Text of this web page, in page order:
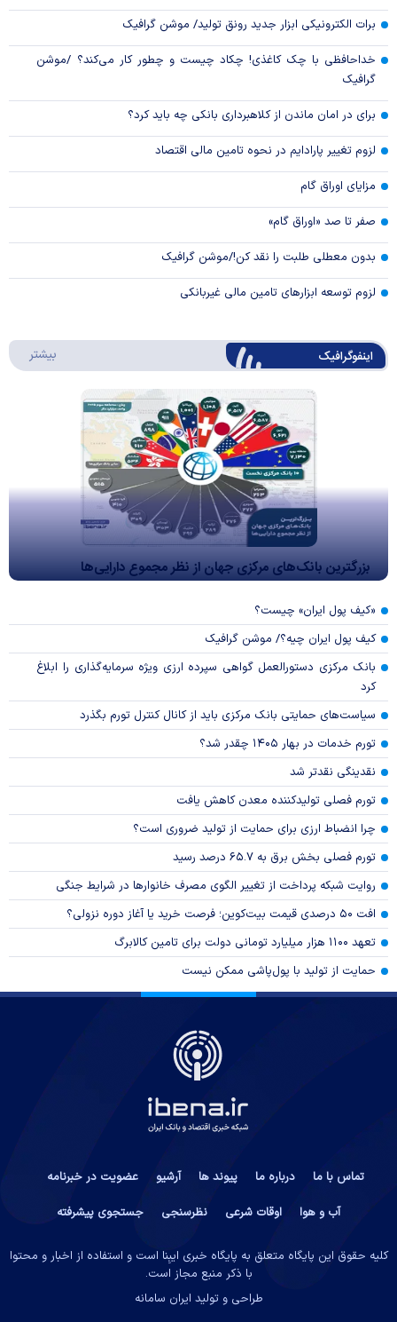
برات الکترونیکی ابزار جدید رونق تولید/ موشن گرافیک
خداحافظی با چک کاغذی! چکاد چیست و چطور کار می‌کند؟ /موشن
گرافیک
برای در امان ماندن از کلاهبرداری بانکی چه باید کرد؟
لزوم تغییر پارادایم در نحوه تامین مالی اقتصاد
مزایای اوراق گام
صفر تا صد «اوراق گام»
بدون معطلی طلبت را نقد کن!/موشن گرافیک
لزوم توسعه ابزارهای تامین مالی غیربانکی
اینفوگرافیک بیشتر
بزرگترین بانک‌های مرکزی جهان از نظر مجموع دارایی‌ها
«کیف پول ایران» چیست؟
کیف پول ایران چیه؟/ موشن گرافیک
بانک مرکزی دستورالعمل گواهی سپرده ارزی ویژه سرمایه‌گذاری را ابلاغ
کرد
سیاست‌های حمایتی بانک مرکزی باید از کانال کنترل تورم بگذرد
تورم خدمات در بهار ۱۴۰۵ چقدر شد؟
نقدینگی نقدتر شد
تورم فصلی تولیدکننده معدن کاهش یافت
چرا انضباط ارزی برای حمایت از تولید ضروری است؟
تورم فصلی بخش برق به ۶۵.۷ درصد رسید
روایت شبکه پرداخت از تغییر الگوی مصرف خانوار‌ها در شرایط جنگی
افت ۵۰ درصدی قیمت بیت‌کوین؛ فرصت خرید یا آغاز دوره نزولی؟
تعهد ۱۱۰۰ هزار میلیارد تومانی دولت برای تامین کالابرگ
حمایت از تولید با پول‌پاشی ممکن نیست
تماس با ما درباره ما پیوند ها آرشیو
عضویت در خبرنامه
آب و هوا
اوقات شرعی نظرسنجی جستجوی پیشرفته
کلیه حقوق این پایگاه متعلق به پایگاه خبری ایبِنا است و استفاده از اخبار و محتوا
با ذکر منبع مجاز است.
طراحی و تولید ایران سامانه